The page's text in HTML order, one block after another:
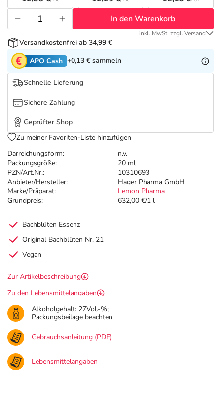
Tierapotheke
Vitamine & Mineralstoffe
Marken
Salus Deals
Darreichungsform:
n.v.
Packungsgröße:
20 ml
PZN/Art.Nr.:
10310693
Anbieter/Hersteller:
Hager Pharma GmbH
Marke/Präparat:
Lemon Pharma
Grundpreis:
632,00 €/1 l
In den Warenkorb
inkl. MwSt. zzgl. Versand
Versandkostenfrei ab 34,99 €
APO Cash +0,13 € sammeln
Schnelle Lieferung
Sichere Zahlung
Geprüfter Shop
Zu meiner Favoriten-Liste hinzufügen
Bachblüten Essenz
Original Bachblüten Nr. 21
Vegan
Zur Artikelbeschreibung
Zu den Lebensmittelangaben
Alkoholgehalt: 27Vol.-%;
Packungsbeilage beachten
Gebrauchsanleitung (PDF)
Lebensmittelangaben